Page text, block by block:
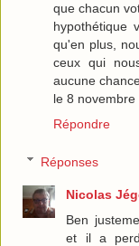
que chacun
hypothétique
qu'en plus,
ceux qui
aucune
le 8 novembre
Répondre
Réponses
Nicolas
Ben
et il a